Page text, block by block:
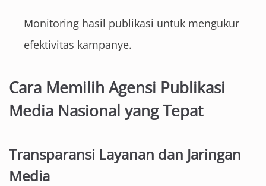
Monitoring hasil publikasi untuk mengukur
efektivitas kampanye.
Cara Memilih Agensi Publikasi
Media Nasional yang Tepat
Transparansi Layanan dan Jaringan
Media